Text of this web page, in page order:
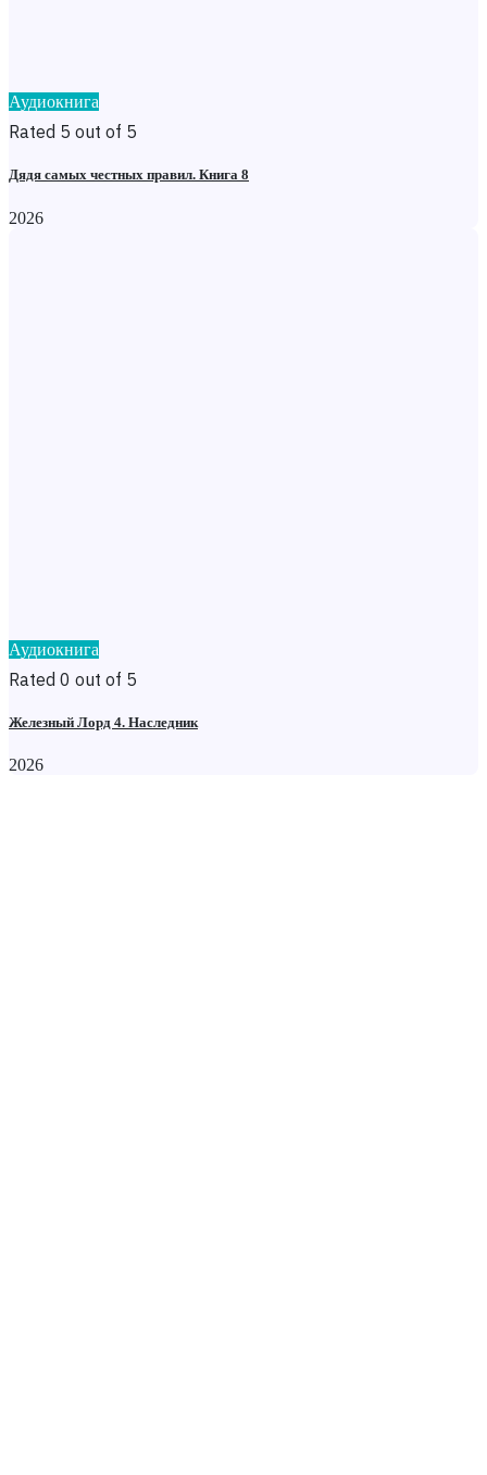
Аудиокнига
Rated 5 out of 5
Дядя самых честных правил. Книга 8
2026
Аудиокнига
Rated 0 out of 5
Железный Лорд 4. Наследник
2026